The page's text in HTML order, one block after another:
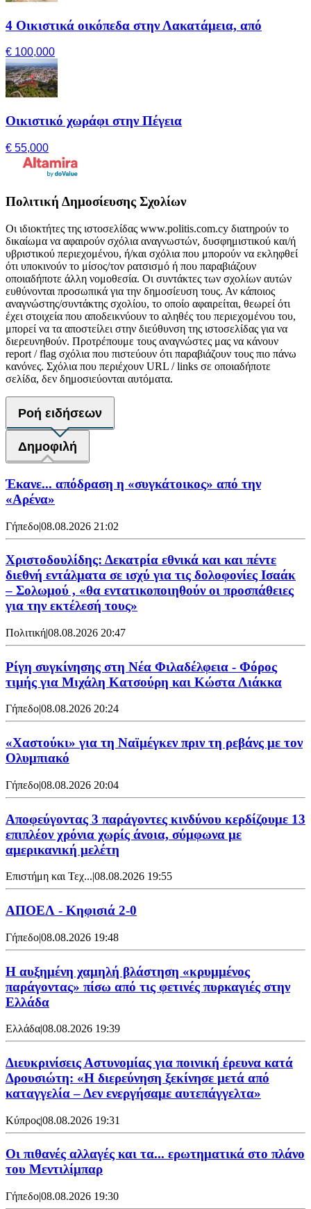
4 Οικιστικά οικόπεδα στην Λακατάμεια, από
€ 100,000
Οικιστικό χωράφι στην Πέγεια
€ 55,000
Πολιτική Δημοσίευσης Σχολίων
Οι ιδιοκτήτες της ιστοσελίδας www.politis.com.cy διατηρούν το
δικαίωμα να αφαιρούν σχόλια αναγνωστών, δυσφημιστικού και/ή
υβριστικού περιεχομένου, ή/και σχόλια που μπορούν να εκληφθεί
ότι υποκινούν το μίσος/τον ρατσισμό ή που παραβιάζουν
οποιαδήποτε άλλη νομοθεσία. Οι συντάκτες των σχολίων αυτών
ευθύνονται προσωπικά για την δημοσίευση τους. Αν κάποιος
αναγνώστης/συντάκτης σχολίου, το οποίο αφαιρείται, θεωρεί ότι
έχει στοιχεία που αποδεικνύουν το αληθές του περιεχομένου του,
μπορεί να τα αποστείλει στην διεύθυνση της ιστοσελίδας για να
διερευνηθούν. Προτρέπουμε τους αναγνώστες μας να κάνουν
report / flag σχόλια που πιστεύουν ότι παραβιάζουν τους πιο πάνω
κανόνες. Σχόλια που περιέχουν URL / links σε οποιαδήποτε
σελίδα, δεν δημοσιεύονται αυτόματα.
Ροή ειδήσεων
Δημοφιλή
Έκανε... απόδραση η «συγκάτοικος» από την
«Αρένα»
Γήπεδο|08.08.2026 21:02
Χριστοδουλίδης: Δεκατρία εθνικά και και πέντε
διεθνή εντάλματα σε ισχύ για τις δολοφονίες Ισαάκ
– Σολωμού , «θα εντατικοποιηθούν οι προσπάθειες
για την εκτέλεσή τους»
Πολιτική|08.08.2026 20:47
Ρίγη συγκίνησης στη Νέα Φιλαδέλφεια - Φόρος
τιμής για Μιχάλη Κατσούρη και Κώστα Λιάκκα
Γήπεδο08.08.2026 20:24
«Χαστούκι» για τη Ναϊμέγκεν πριν τη ρεβάνς με τον
Ολυμπιακό
Γήπεδο|08.08.2026 20:04
Αποφεύγοντας 3 παράγοντες κινδύνου κερδίζουμε 13
επιπλέον χρόνια χωρίς άνοια, σύμφωνα με
αμερικανική μελέτη
Επιστήμη και Τεχ...|08.08.2026 19:55
ΑΠΟΕΛ - Κηφισιά 2-0
Γήπεδο|08.08.2026 19:48
Η αυξημένη χαμηλή βλάστηση «κρυμμένος
παράγοντας» πίσω από τις φετινές πυρκαγιές στην
Ελλάδα
Ελλάδα|08.08.2026 19:39
Διευκρινίσεις Αστυνομίας για ποινική έρευνα κατά
Δρουσιώτη: «Η διερεύνηση ξεκίνησε μετά από
καταγγελία – Δεν ενεργήσαμε αυτεπάγγελτα»
Κύπρος|08.08.2026 19:31
Οι πιθανές αλλαγές και τα... ερωτηματικά στο πλάνο
του Μεντιλίμπαρ
Γήπεδο|08.08.2026 19:30